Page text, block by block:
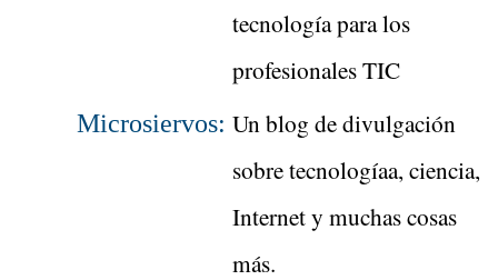
tecnología para los
profesionales TIC
Microsiervos: Un blog de divulgación
sobre tecnologíaa, ciencia,
Internet y muchas cosas
más.